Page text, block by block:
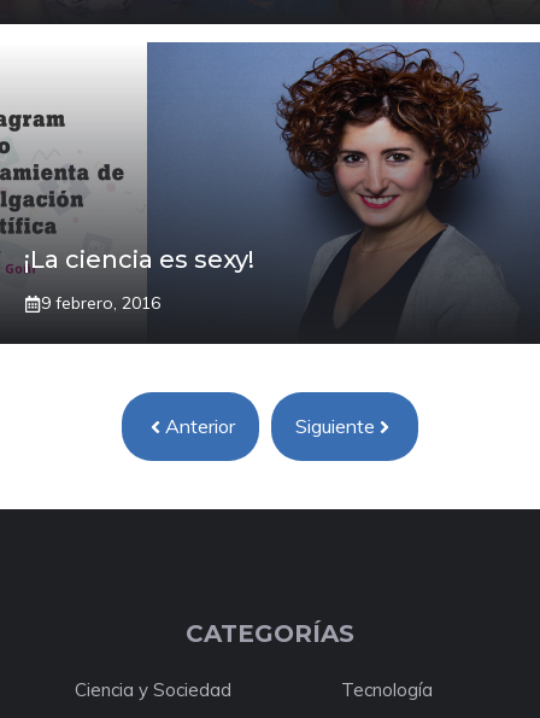
¡La ciencia es sexy!
9 febrero, 2016
Anterior Siguiente
CATEGORÍAS
Ciencia y Sociedad
Tecnología